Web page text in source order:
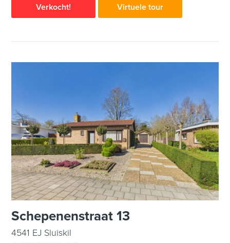
Verkocht! Virtuele tour
Schepenenstraat 13
4541 EJ Sluiskil